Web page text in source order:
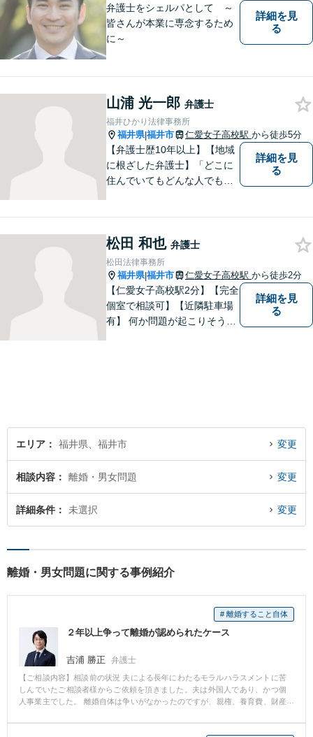
弁護士をシェルパとして ～
皆さんが本業に専念するため
に～
詳細を見
る
山浦 光一郎 弁護士
福井ひかり法律事務所
福井県|福井市 仁愛女子高校駅 から徒歩5分
【弁護士歴10年以上】【地域
に根ざした弁護士】「どこに
住んでいてもどんな人でも等
中国語対応】大都市に負けな
い質と幅の法的なサービスを
提供することを目指していま
す。
詳細を見
る
松田 和也 弁護士
松田法律事務所
福井県|福井市 仁愛女子高校駅 から徒歩2分
【仁愛女子高校駅2分】【完全
個室で相談可】【近隣駐車場
有】 何か問題が起こりそうと
う。
詳細を見
る
エリア 福井県、福井市 変更
相談内容 離婚・男女問題 変更
詳細条件 未選択 変更
離婚・男女問題に関する事例紹介
# 離婚すること自体
２年以上争って離婚が認められたケース
吉浦 勝正 弁護士
【ご相談内容】相談前の状況 夫による長年にわたるモラルハラスメントに苦
しんでいたご相談者様からご依頼を頂きました。夫は外国人であり、かつ個
人事業主でした。 離婚自体は争いがなかったのですが、親権、養育費、財産
わたる点で争いがありました。 解決への流れ ご依頼者様より婚姻費用に関す